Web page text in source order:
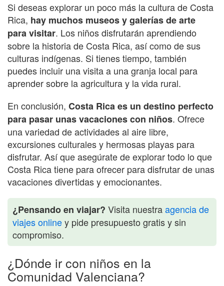
Si deseas explorar un poco más la cultura de Costa
Rica, hay muchos museos y galerías de arte
para visitar. Los niños disfrutarán aprendiendo
sobre la historia de Costa Rica, así como de sus
culturas indígenas. Si tienes tiempo, también
puedes incluir una visita a una granja local para
aprender sobre la agricultura y la vida rural.
En conclusión, Costa Rica es un destino perfecto
para pasar unas vacaciones con niños. Ofrece
una variedad de actividades al aire libre,
excursiones culturales y hermosas playas para
disfrutar. Así que asegúrate de explorar todo lo que
Costa Rica tiene para ofrecer para disfrutar de unas
vacaciones divertidas y emocionantes.
¿Pensando en viajar? Visita nuestraagencia de
viajes onliney pide presupuesto gratis y sin
compromiso.
¿Dónde ir con niños en la
Comunidad Valenciana?